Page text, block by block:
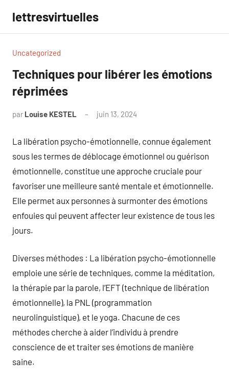
contenu
lettresvirtuelles
Uncategorized
Techniques pour libérer les émotions
réprimées
par Louise KESTEL juin 13, 2024
La libération psycho-émotionnelle, connue également
sous les termes de déblocage émotionnel ou guérison
émotionnelle, constitue une approche cruciale pour
favoriser une meilleure santé mentale et émotionnelle.
Elle permet aux personnes à surmonter des émotions
enfouies qui peuvent affecter leur existence de tous les
jours.
Diverses méthodes : La libération psycho-émotionnelle
emploie une série de techniques, comme la méditation,
la thérapie par la parole, l’EFT (technique de libération
émotionnelle), la PNL (programmation
neurolinguistique), et le yoga. Chacune de ces
méthodes cherche à aider l’individu à prendre
conscience de et traiter ses émotions de manière
saine.